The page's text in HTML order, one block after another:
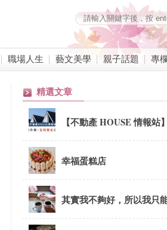
職場人生 藝文美學 親子話題 專
精選文章
【不動產 HOUSE 情報站
併公告
幸福蛋糕店
其實我不夠好，所以我只